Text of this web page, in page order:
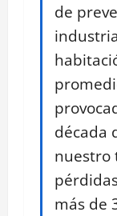
de
década
nuestro
más de